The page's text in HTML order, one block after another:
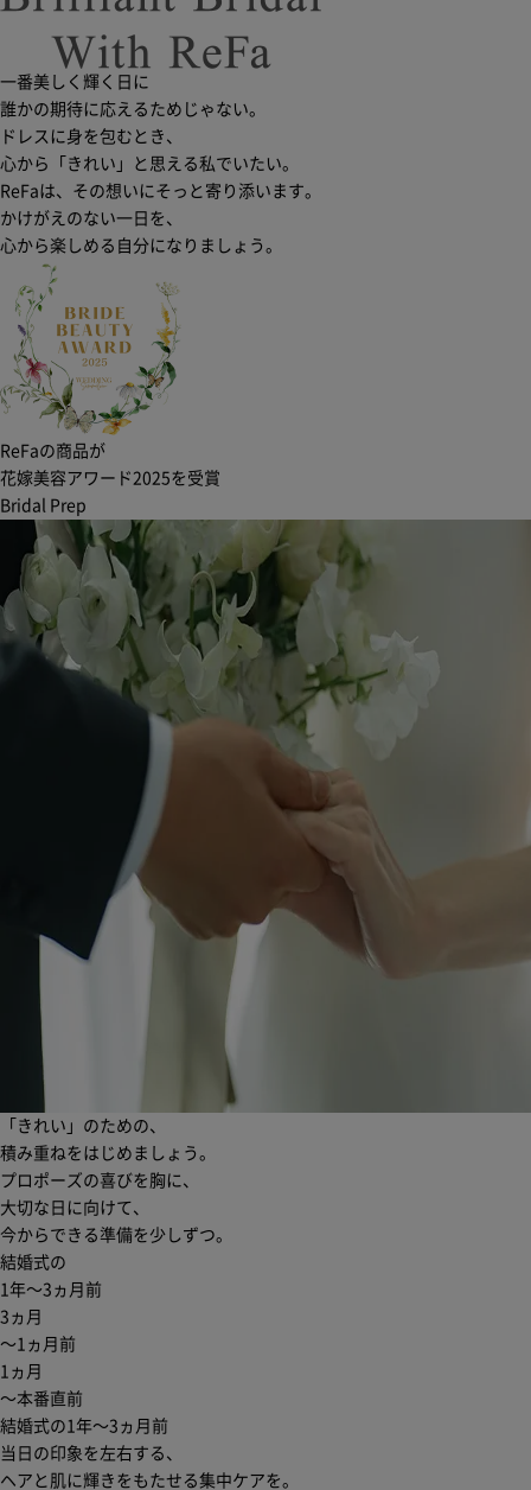
一番美しく輝く日に
誰かの期待に応えるためじゃない。
ドレスに身を包むとき、
心から「きれい」と思える私でいたい。
ReFaは、その想いにそっと寄り添います。
かけがえのない一日を、
心から楽しめる自分になりましょう。
ReFaの商品が
花嫁美容アワード2025を受賞
Bridal Prep
「きれい」のための、
積み重ねをはじめましょう。
プロポーズの喜びを胸に、
大切な日に向けて、
今からできる準備を少しずつ。
結婚式の
1年〜3ヵ月前
3ヵ月
〜1ヵ月前
1ヵ月
〜本番直前
結婚式の1年〜3ヵ月前
当日の印象を左右する、
ヘアと肌に輝きをもたせる集中ケアを。